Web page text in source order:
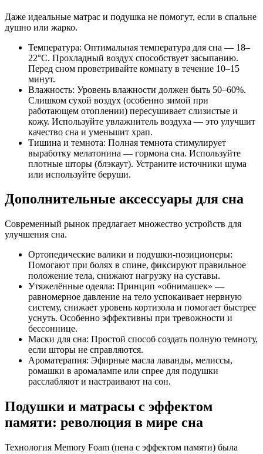
Даже идеальные матрас и подушка не помогут, если в спальне
душно или жарко.
Температура: Оптимальная температура для сна — 18–
22°C. Прохладный воздух способствует засыпанию.
Перед сном проветривайте комнату в течение 10–15
минут.
Влажность: Уровень влажности должен быть 50–60%.
Слишком сухой воздух (особенно зимой при
работающем отоплении) пересушивает слизистые и
кожу. Используйте увлажнитель воздуха — это улучшит
качество сна и уменьшит храп.
Тишина и темнота: Полная темнота стимулирует
выработку мелатонина — гормона сна. Используйте
плотные шторы (блэкаут). Устраните источники шума
или используйте беруши.
Дополнительные аксессуары для сна
Современный рынок предлагает множество устройств для
улучшения сна.
Ортопедические валики и подушки-позиционеры:
Помогают при болях в спине, фиксируют правильное
положение тела, снижают нагрузку на суставы.
Утяжелённые одеяла: Принцип «обнимашек» —
равномерное давление на тело успокаивает нервную
систему, снижает уровень кортизола и помогает быстрее
уснуть. Особенно эффективны при тревожности и
бессоннице.
Маски для сна: Простой способ создать полную темноту,
если шторы не справляются.
Ароматерапия: Эфирные масла лаванды, мелиссы,
ромашки в аромалампе или спрее для подушки
расслабляют и настраивают на сон.
Подушки и матрасы с эффектом
памяти: революция в мире сна
Технология Memory Foam (пена с эффектом памяти) была